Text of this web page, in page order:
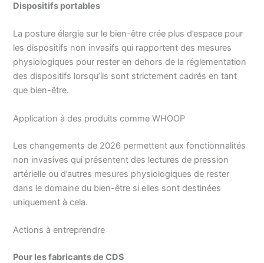
Dispositifs portables
La posture élargie sur le bien-être crée plus d’espace pour
les dispositifs non invasifs qui rapportent des mesures
physiologiques pour rester en dehors de la réglementation
des dispositifs lorsqu’ils sont strictement cadrés en tant
que bien-être.
Application à des produits comme WHOOP
Les changements de 2026 permettent aux fonctionnalités
non invasives qui présentent des lectures de pression
artérielle ou d’autres mesures physiologiques de rester
dans le domaine du bien-être si elles sont destinées
uniquement à cela.
Actions à entreprendre
Pour les fabricants de CDS